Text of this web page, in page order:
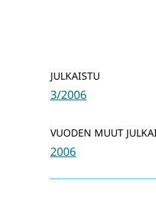
JULKAISTU
3/2006
VUODEN MUUT
2006